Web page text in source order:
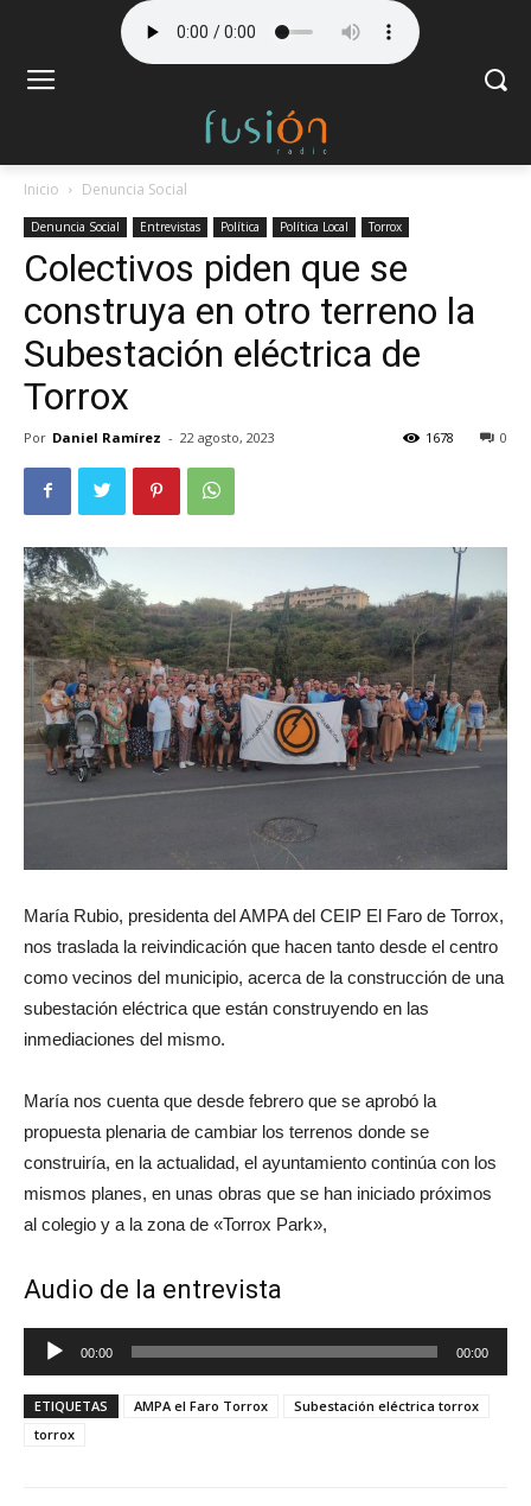
Inicio Denuncia Social
Denuncia Social Entrevistas Política Política Local Torrox
Colectivos piden que se
construya en otro terreno la
Subestación eléctrica de
Torrox
Por Daniel Ramírez - 22 agosto, 2023 0
1678
María Rubio, presidenta del AMPA del CEIP El Faro de Torrox,
nos traslada la reivindicación que hacen tanto desde el centro
como vecinos del municipio, acerca de la construcción de una
subestación eléctrica que están construyendo en las
inmediaciones del mismo.
María nos cuenta que desde febrero que se aprobó la
propuesta plenaria de cambiar los terrenos donde se
construiría, en la actualidad, el ayuntamiento continúa con los
mismos planes, en unas obras que se han iniciado próximos
al colegio y a la zona de «Torrox Park»,
Audio de la entrevista
Reproductor
de
audio
00:00 00:00
ETIQUETAS AMPA el Faro Torrox
Subestación eléctrica torrox
torrox